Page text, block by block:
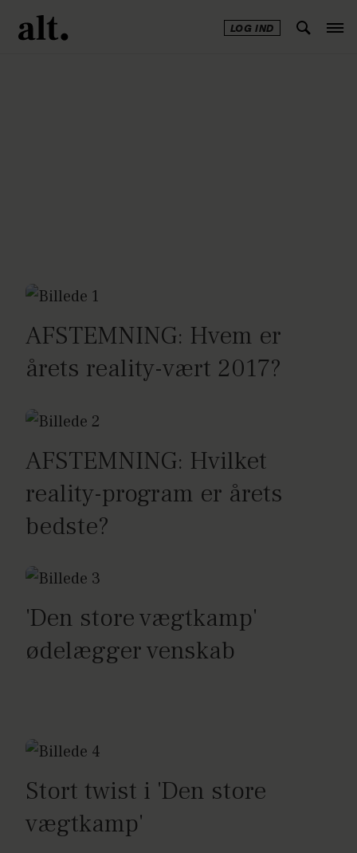
LOG IND
AFSTEMNING: Hvem er
årets reality-vært 2017?
AFSTEMNING: Hvilket
reality-program er årets
bedste?
'Den store vægtkamp'
ødelægger venskab
Stort twist i 'Den store
vægtkamp'